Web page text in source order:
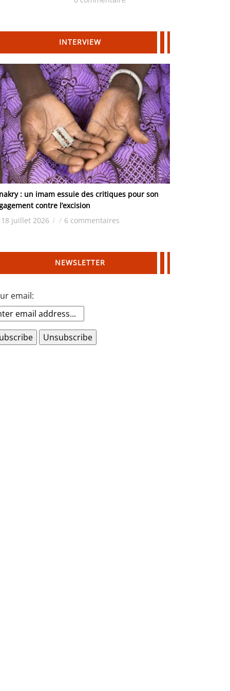
INTERVIEW
: un imam essuie des critiques pour son
contre l’excision
18 juillet 2026 / / 6 commentaires
NEWSLETTER
email: